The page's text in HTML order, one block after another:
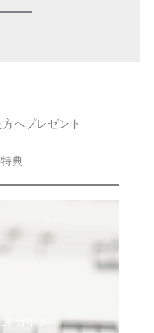
へプレゼント
典
ガイド